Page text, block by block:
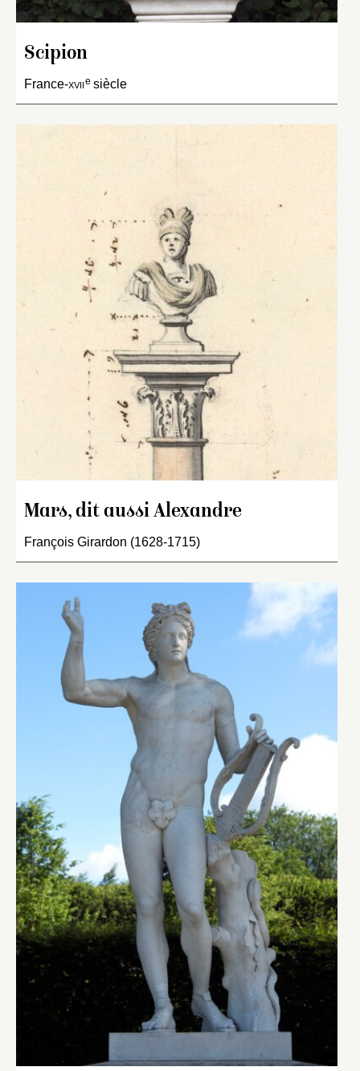
Scipion
France-xviie siècle
Mars, dit aussi Alexandre
François Girardon (1628-1715)